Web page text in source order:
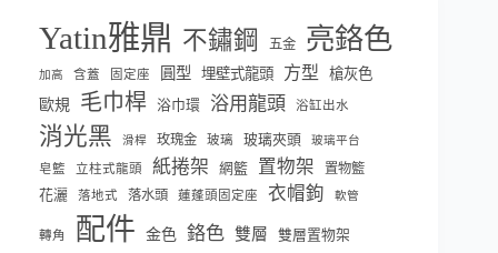
Yatin雅鼎 不鏽鋼 五金 亮鉻色
加高 含蓋 固定座 圓型 埋壁式龍頭 方型
槍灰色
歐規
毛巾桿 浴巾環 浴用龍頭 浴缸出水
消光黑 滑桿 玫瑰金 玻璃 玻璃夾頭 玻璃平台
皂籃 立柱式龍頭 紙捲架 網籃 置物架
置物籃
花灑
落地式 落水頭 蓮蓬頭固定座 衣帽鉤 軟管
轉角 配件 金色 鉻色 雙層 雙層置物架